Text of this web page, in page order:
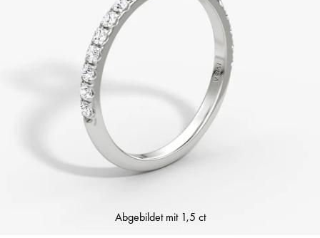
Abgebildet mit 1,5 ct